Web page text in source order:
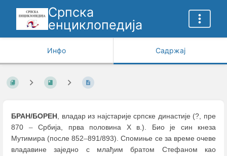
Српска
енциклопедија
Инфо Садржај
БРАН/БОРЕН, владар из најстарије српске династије (?, пре
870 –Србија, прва половина Х в.). Био је син кнеза
Мутимира (после 852–891/893). Спомиње се за време очеве
владавине заједно с млађим братом Стефаном као